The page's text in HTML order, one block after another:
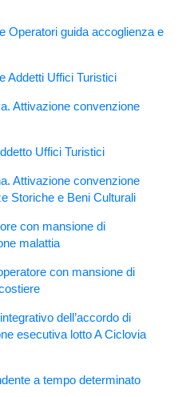
Operatori guida accoglienza e
Addetti Uffici Turistici
Attivazione convenzione
Uffici Turistici
Attivazione convenzione
Storiche e Beni Culturali
con mansione di
malattia
con mansione di
dell’accordo di
esecutiva lotto A Ciclovia
a tempo determinato